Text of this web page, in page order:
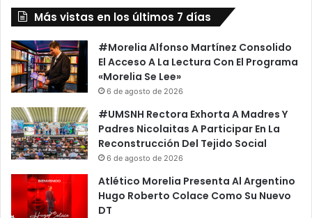
Más vistas en los últimos 7 días
#Morelia Alfonso Martínez Consolido
El Acceso A La Lectura Con El Programa
«Morelia Se Lee»
6 de agosto de 2026
#UMSNH Rectora Exhorta A Madres Y
Padres Nicolaitas A Participar En La
Reconstrucción Del Tejido Social
6 de agosto de 2026
Atlético Morelia Presenta Al Argentino
Hugo Roberto Colace Como Su Nuevo
DT